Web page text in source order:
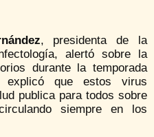
, presidenta de la
alertó sobre la
durante la temporada
explicó que estos virus
publica para todos sobre
siempre en los